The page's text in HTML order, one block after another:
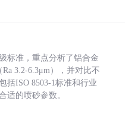
标准，重点分析了铝合金
3.2-6.3μm），并对比不
括ISO 8503-1标准和行业
适的喷砂参数。